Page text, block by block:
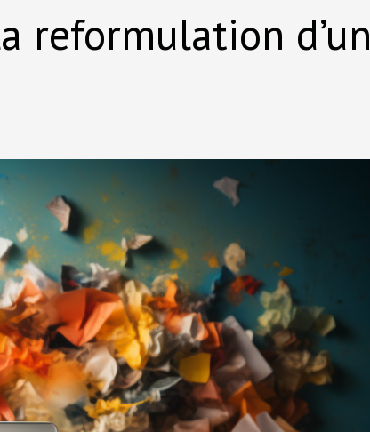
reformulation d’un